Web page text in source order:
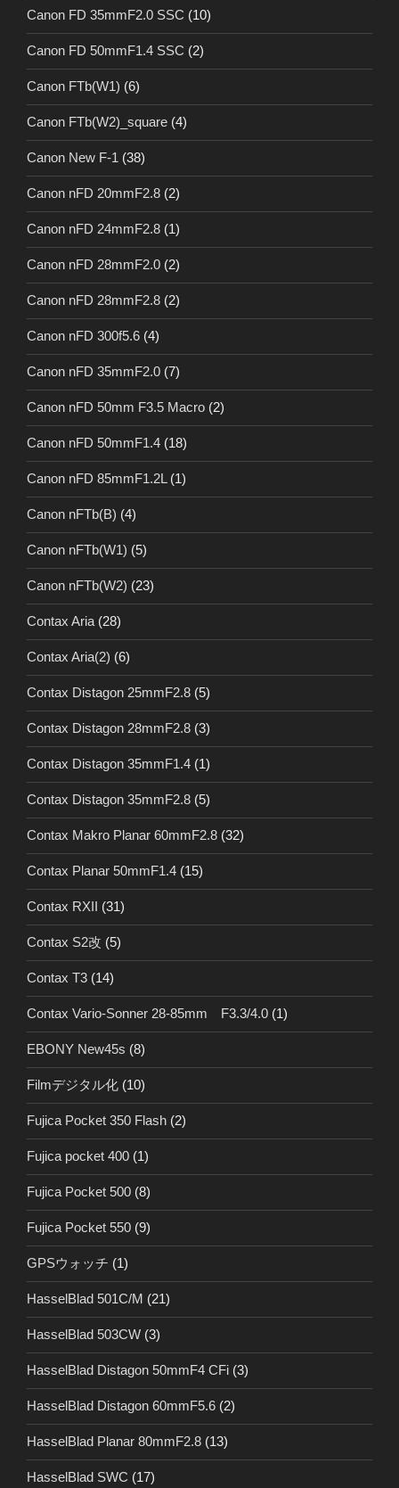
Canon FD 35mmF2.0 SSC (10)
Canon FD 50mmF1.4 SSC (2)
Canon FTb(W1) (6)
Canon FTb(W2)_square (4)
Canon New F-1 (38)
Canon nFD 20mmF2.8 (2)
Canon nFD 24mmF2.8 (1)
Canon nFD 28mmF2.0 (2)
Canon nFD 28mmF2.8 (2)
Canon nFD 300f5.6 (4)
Canon nFD 35mmF2.0 (7)
Canon nFD 50mm F3.5 Macro (2)
Canon nFD 50mmF1.4 (18)
Canon nFD 85mmF1.2L (1)
Canon nFTb(B) (4)
Canon nFTb(W1) (5)
Canon nFTb(W2) (23)
Contax Aria (28)
Contax Aria(2) (6)
Contax Distagon 25mmF2.8 (5)
Contax Distagon 28mmF2.8 (3)
Contax Distagon 35mmF1.4 (1)
Contax Distagon 35mmF2.8 (5)
Contax Makro Planar 60mmF2.8 (32)
Contax Planar 50mmF1.4 (15)
Contax RXII (31)
Contax S2改 (5)
Contax T3 (14)
Contax Vario-Sonner 28-85mm F3.3/4.0 (1)
EBONY New45s (8)
Filmデジタル化 (10)
Fujica Pocket 350 Flash (2)
Fujica pocket 400 (1)
Fujica Pocket 500 (8)
Fujica Pocket 550 (9)
GPSウォッチ (1)
HasselBlad 501C/M (21)
HasselBlad 503CW (3)
HasselBlad Distagon 50mmF4 CFi (3)
HasselBlad Distagon 60mmF5.6 (2)
HasselBlad Planar 80mmF2.8 (13)
HasselBlad SWC (17)